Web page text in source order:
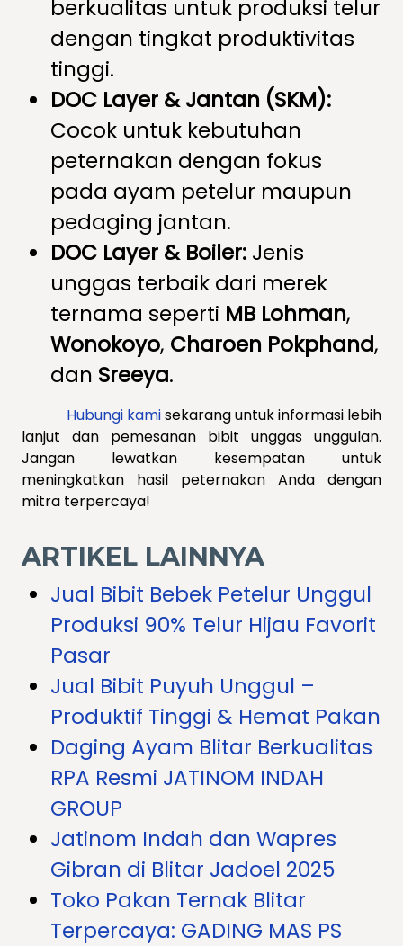
berkualitas untuk produksi telur
dengan tingkat produktivitas
tinggi.
DOC Layer & Jantan (SKM):
Cocok untuk kebutuhan
peternakan dengan fokus
pada ayam petelur maupun
pedaging jantan.
DOC Layer & Boiler: Jenis
unggas terbaik dari merek
ternama seperti MB Lohman,
Wonokoyo, Charoen Pokphand,
dan Sreeya.
Hubungi kamisekarang untuk informasi lebih
lanjut dan pemesanan bibit unggas unggulan.
Jangan lewatkan kesempatan untuk
meningkatkan hasil peternakan Anda dengan
mitra terpercaya!
ARTIKEL LAINNYA
Jual Bibit Bebek Petelur Unggul
Produksi 90% Telur Hijau Favorit
Pasar
Jual Bibit Puyuh Unggul –
Produktif Tinggi & Hemat Pakan
Daging Ayam Blitar Berkualitas
RPA Resmi JATINOM INDAH
GROUP
Jatinom Indah dan Wapres
Gibran di Blitar Jadoel 2025
Toko Pakan Ternak Blitar
Terpercaya: GADING MAS PS